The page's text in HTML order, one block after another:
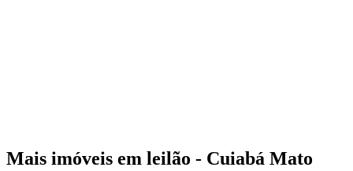
Mais imóveis em leilão - Cuiabá Mato